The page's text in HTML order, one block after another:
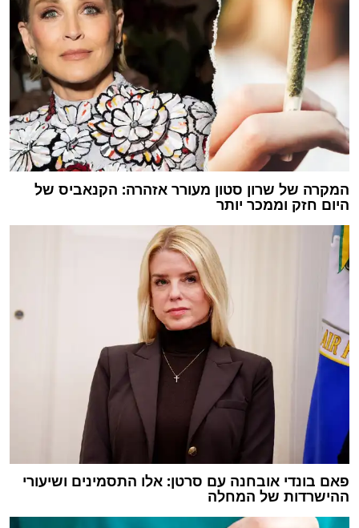
המקרה של שרון סטון מעורר אזהרה: הקנאביס של
היום חזק וממכר יותר
פאם בונדי אובחנה עם סרטן: אלו התסמינים ושיעורי
ההישרדות של המחלה